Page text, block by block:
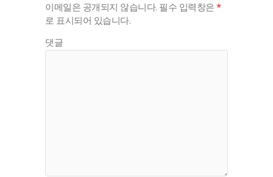
이메일은 공개되지 않습니다. 필수 입력창은 *
로 표시되어 있습니다.
댓글